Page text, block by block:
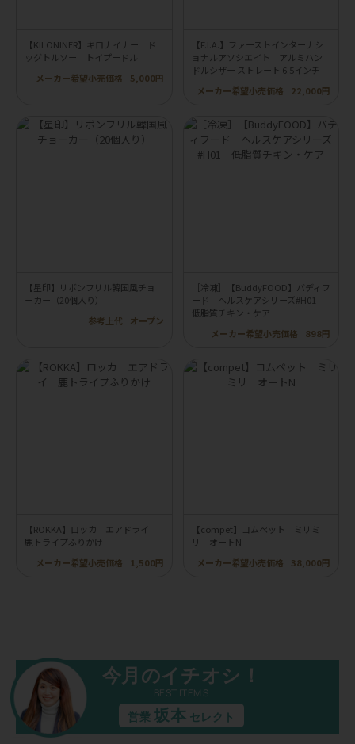
【KILONINER】キロナイナー ド
ッグトルソー トイプードル
メーカー希望小売価格
5,000円
【F.I.A.】ファーストインターナシ
ョナルアソシエイト アルミハン
ドルシザー ストレート 6.5インチ
メーカー希望小売価格
22,000円
【星印】リボンフリル韓国風チョ
ーカー（20個入り）
参考上代
オープン
［冷凍］【BuddyFOOD】バディフ
ード ヘルスケアシリーズ#H01
低脂質チキン・ケア
メーカー希望小売価格
898円
【ROKKA】ロッカ エアドライ
鹿トライプふりかけ
メーカー希望小売価格
1,500円
【compet】コムペット ミリミ
リ オートN
メーカー希望小売価格
38,000円
今月のイチオシ！
BEST ITEMS
営業 坂本 セレクト